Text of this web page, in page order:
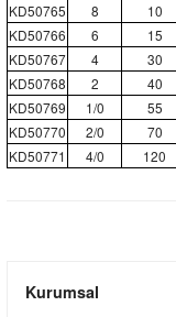
KD50765
8 10
KD50766
6 15
KD50767
4 30
KD50768
2 40
KD50769
1/0 55
KD50770
2/0 70
KD50771
4/0 120
Kurumsal